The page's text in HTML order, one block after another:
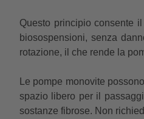
Questo principio consente
biosospensioni, senza
rotazione, il che rende la
Le pompe monovite
spazio libero per il
sostanze fibrose. Non